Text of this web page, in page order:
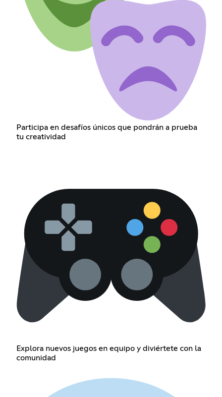
Participa en desafíos únicos que pondrán a prueba
tu creatividad
Explora nuevos juegos en equipo y diviértete con la
comunidad